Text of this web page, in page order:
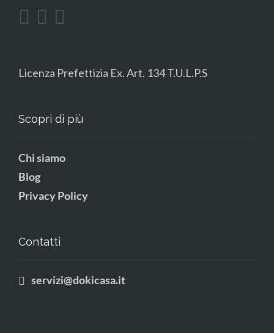
Licenza Prefettizia Ex. Art. 134 T.U.L.P.S
Scopri di più
Chi siamo
Blog
Privacy Policy
Contatti
servizi@dokicasa.it